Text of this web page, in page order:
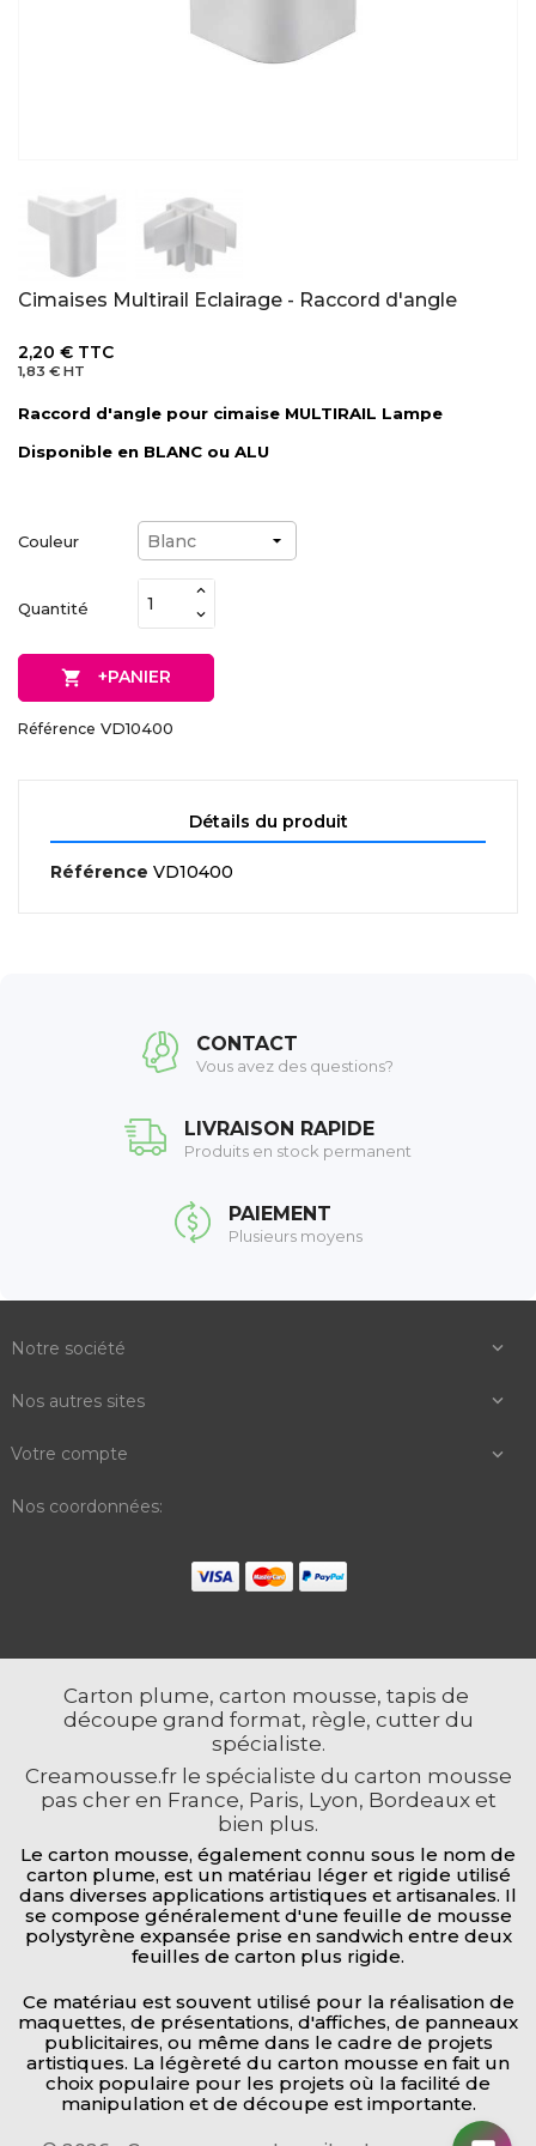
Cimaises Multirail Eclairage - Raccord d'angle
2,20 € TTC
1,83 € HT
Raccord d'angle pour cimaise MULTIRAIL Lampe
Disponible en BLANC ou ALU
Couleur
Quantité
 +PANIER
Référence VD10400
Détails du produit
Référence VD10400
CONTACT
Vous avez des questions?
LIVRAISON RAPIDE
Produits en stock permanent
PAIEMENT
Plusieurs moyens
Notre société 
Nos autres sites 
Votre compte 
Nos coordonnées:
Carton plume, carton mousse, tapis de
découpe grand format, règle, cutter du
spécialiste.
Creamousse.fr le spécialiste du carton mousse
pas cher en France, Paris, Lyon, Bordeaux et
bien plus.
Le carton mousse, également connu sous le nom de
carton plume, est un matériau léger et rigide utilisé
dans diverses applications artistiques et artisanales. Il
se compose généralement d'une feuille de mousse
polystyrène expansée prise en sandwich entre deux
feuilles de carton plus rigide.
Ce matériau est souvent utilisé pour la réalisation de
maquettes, de présentations, d'affiches, de panneaux
publicitaires, ou même dans le cadre de projets
artistiques. La légèreté du carton mousse en fait un
choix populaire pour les projets où la facilité de
manipulation et de découpe est importante.